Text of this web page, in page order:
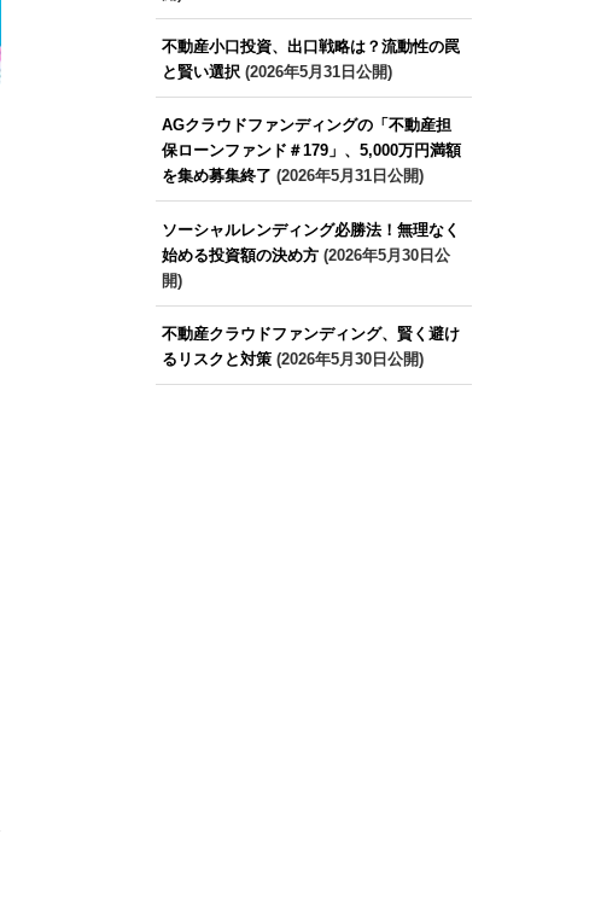
不動産小口投資、出口戦略は？流動性の罠
と賢い選択(2026年5月31日公開)
AGクラウドファンディングの「不動産担
保ローンファンド＃179」、5,000万円満額
を集め募集終了 (2026年5月31日公開)
ソーシャルレンディング必勝法！無理なく
始める投資額の決め方(2026年5月30日公
開)
不動産クラウドファンディング、賢く避け
るリスクと対策(2026年5月30日公開)